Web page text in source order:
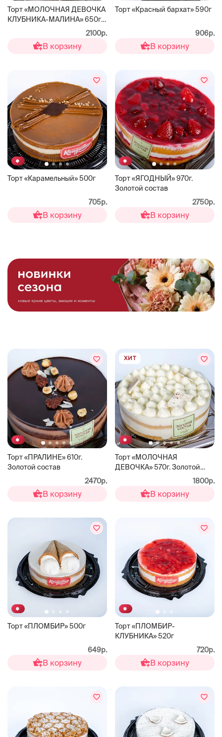
Торт «МОЛОЧНАЯ ДЕВОЧКА
КЛУБНИКА-МАЛИНА» 650г.
2100р.
В корзину
Торт «Красный бархат» 590г
906р.
В корзину
Торт «Карамельный» 500г
705р.
В корзину
Торт «ЯГОДНЫЙ» 970г.
Золотой состав
2750р.
В корзину
Торт «ПРАЛИНЕ» 610г.
Золотой состав
2470р.
В корзину
Торт «МОЛОЧНАЯ
ДЕВОЧКА» 570г. Золотой
ХИТ
1800р.
В корзину
Торт «ПЛОМБИР» 500г
649р.
В корзину
Торт «ПЛОМБИР-
КЛУБНИКА» 520г
720р.
В корзину